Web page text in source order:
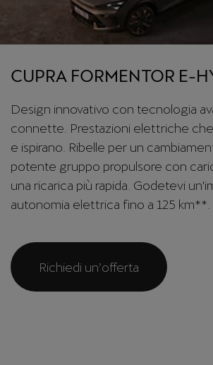
CUPRA FORMENTOR E-
Design innovativo con tecnologia
connette. Prestazioni elettriche
e ispirano. Ribelle per un
potente gruppo propulsore con
una ricarica più rapida. Godetevi
autonomia elettrica fino a 125 km**.
Richiedi un’offerta